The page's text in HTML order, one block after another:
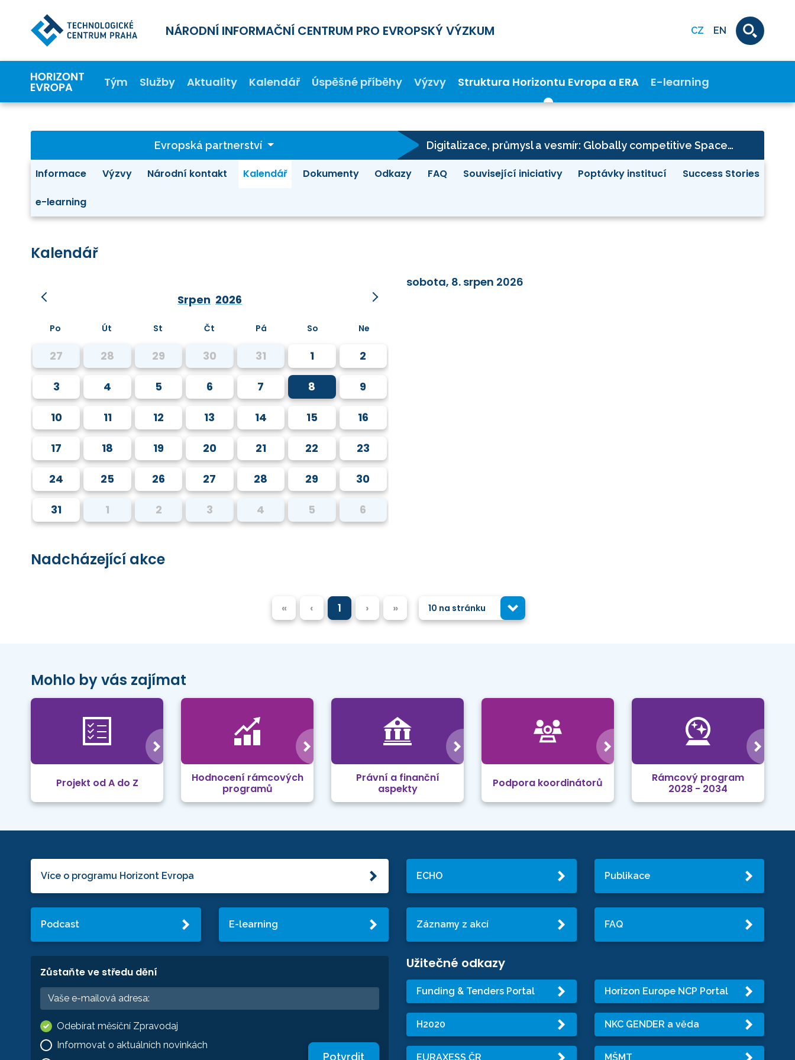
NÁRODNÍ INFORMAČNÍ CENTRUM PRO EVROPSKÝ VÝZKUM CZ EN
Tým Služby Aktuality Kalendář Úspěšné příběhy Výzvy Struktura Horizontu Evropa a ERA E-learning
Evropská partnerství Digitalizace, průmysl a vesmír: Globally competitive Space Systems
Informace Výzvy Národní kontakt Kalendář Dokumenty Odkazy FAQ Související iniciativy Poptávky institucí Success Stories
e-learning
Kalendář
Srpen 2026
Po Út St Čt Pá So Ne
27 28 29 30 31 1 2
3 4 5 6 7 8 9
10 11 12 13 14 15 16
17 18 19 20 21 22 23
24 25 26 27 28 29 30
31 1 2 3 4 5 6
sobota, 8. srpen 2026
Nadcházející akce
« ‹ 1 › » 10 na stránku
Mohlo by vás zajímat
Projekt od A do Z
Hodnocení rámcových
programů
Právní a finanční
aspekty
Podpora koordinátorů
Rámcový program
2028 - 2034
Více o programu Horizont Evropa
Podcast E-learning
Zůstaňte ve středu dění
Odebírat měsíční Zpravodaj
Informovat o aktuálních novinkách
Potvrdit
ECHO Publikace
Záznamy z akcí FAQ
Užitečné odkazy
Funding & Tenders Portal Horizon Europe NCP Portal
H2020 NKC GENDER a věda
EURAXESS ČR MŠMT